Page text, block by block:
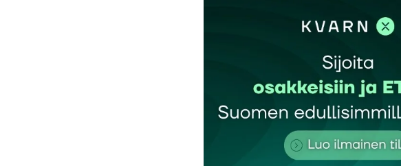
Pakolliset kentät on merkitty